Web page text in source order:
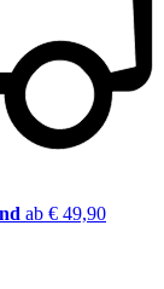
ab € 49,90